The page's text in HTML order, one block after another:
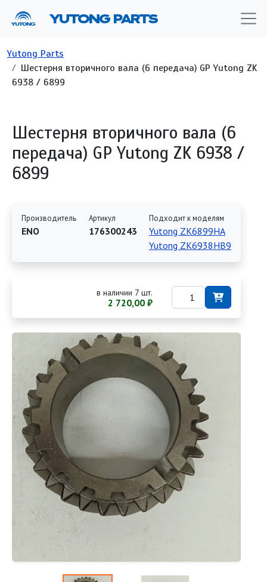
YUTONG PARTS
Строка навигации
Yutong Parts
Шестерня вторичного вала (6 передача) GP Yutong ZK
6938 / 6899
Шестерня вторичного вала (6
передача) GP Yutong ZK 6938 /
6899
Производитель
ENO
Артикул
176300243
Подходит к моделям
Yutong ZK6899HA
Yutong ZK6938HB9
в наличии 7 шт.
2 720,00 ₽